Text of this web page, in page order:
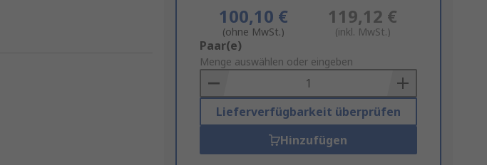
100,10 €
(ohne MwSt.)
119,12 €
(inkl. MwSt.)
Add
to
Basket
Paar(e)
Menge auswählen oder eingeben
Lieferverfügbarkeit überprüfen
Hinzufügen